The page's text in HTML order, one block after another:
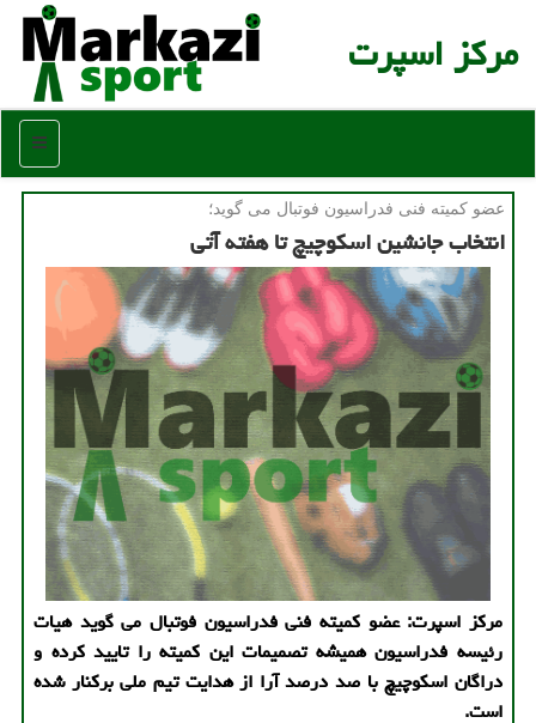
مركز اسپرت
منو
عضو كمیته فنی فدراسیون فوتبال می گوید؛
انتخاب جانشین اسکوچیچ تا هفته آتی
مرکز اسپرت: عضو کمیته فنی فدراسیون فوتبال می گوید هیات
رئیسه فدراسیون همیشه تصمیمات این کمیته را تایید کرده و
دراگان اسکوچیچ با صد درصد آرا از هدایت تیم ملی برکنار شده
است.